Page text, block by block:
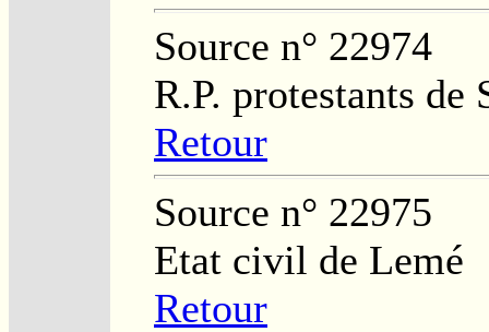
Source n° 22974
R.P. protestants
Retour
Source n° 22975
Etat civil de Lemé
Retour